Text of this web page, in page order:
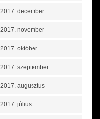
2017. december
2017. november
2017. október
2017. szeptember
2017. augusztus
2017. július